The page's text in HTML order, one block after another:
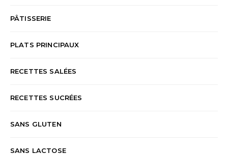
PÂTISSERIE
PLATS PRINCIPAUX
RECETTES SALÉES
RECETTES SUCRÉES
SANS GLUTEN
SANS LACTOSE